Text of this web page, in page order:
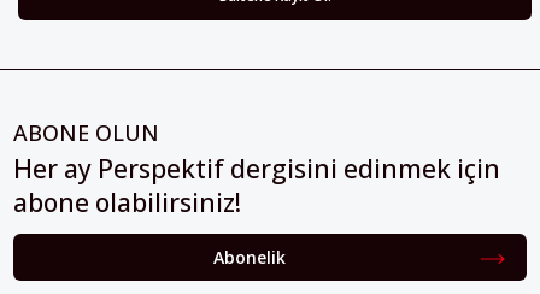
ABONE OLUN
Her ay Perspektif dergisini edinmek için
abone olabilirsiniz!
Abonelik